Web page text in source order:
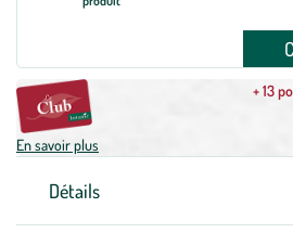
+ 13
En savoir plus
Détails